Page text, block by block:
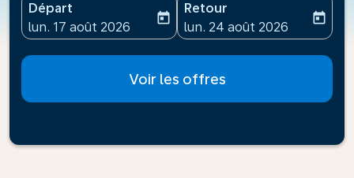
Départ
fc-booking-departure-date-aria-label
lun. 17 août 2026
today
Retour
fc-booking-return-date-
lun. 24 août 2026
today
Voir les offres